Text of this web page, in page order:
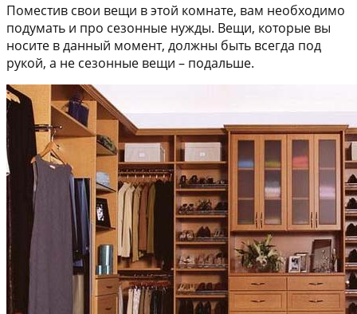
Поместив свои вещи в этой комнате, вам необходимо
подумать и про сезонные нужды. Вещи, которые вы
носите в данный момент, должны быть всегда под
рукой, а не сезонные вещи – подальше.